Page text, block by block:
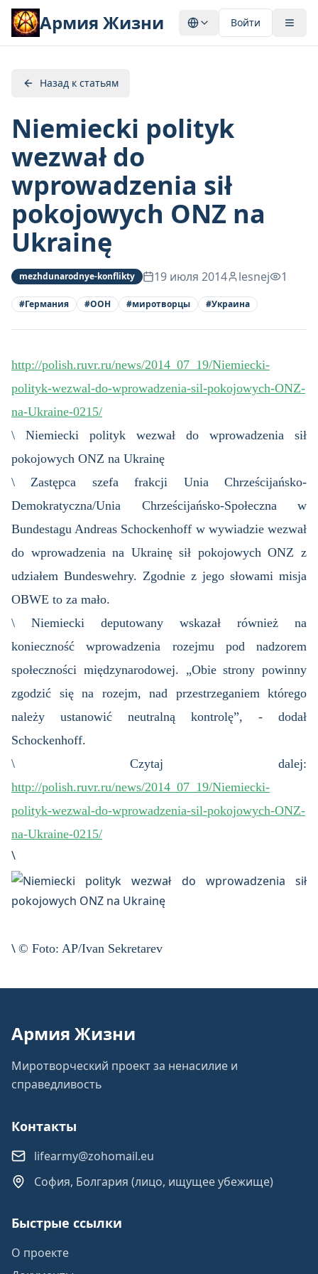
Армия Жизни Войти
Назад к статьям
Niemiecki polityk
wezwał do
wprowadzenia sił
pokojowych ONZ na
Ukrainę
mezhdunarodnye-konflikty 19 июля 2014 lesnej 1
#Германия #ООН #миротворцы #Украина
http://polish.ruvr.ru/news/2014_07_19/Niemiecki-
polityk-wezwal-do-wprowadzenia-sil-pokojowych-ONZ-
na-Ukraine-0215/
\ Niemiecki polityk wezwał do wprowadzenia sił
pokojowych ONZ na Ukrainę
\ Zastępca szefa frakcji Unia Chrześcijańsko-
Demokratyczna/Unia Chrześcijańsko-Społeczna w
Bundestagu Andreas Schockenhoff w wywiadzie wezwał
do wprowadzenia na Ukrainę sił pokojowych ONZ z
udziałem Bundeswehry. Zgodnie z jego słowami misja
OBWE to za mało.
\ Niemiecki deputowany wskazał również na
konieczność wprowadzenia rozejmu pod nadzorem
społeczności międzynarodowej. „Obie strony powinny
zgodzić się na rozejm, nad przestrzeganiem którego
należy ustanowić neutralną kontrolę”, - dodał
Schockenhoff.
\ Czytaj dalej:
http://polish.ruvr.ru/news/2014_07_19/Niemiecki-
polityk-wezwal-do-wprowadzenia-sil-pokojowych-ONZ-
na-Ukraine-0215/
\
\ © Foto: AP/Ivan Sekretarev
Армия Жизни
Миротворческий проект за ненасилие и
справедливость
Контакты
lifearmy@zohomail.eu
София, Болгария (лицо, ищущее убежище)
Быстрые ссылки
О проекте